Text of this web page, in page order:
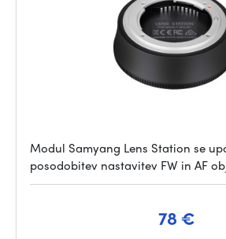
Modul Samyang Lens Station se
posodobitev nastavitev FW in AF
78 €